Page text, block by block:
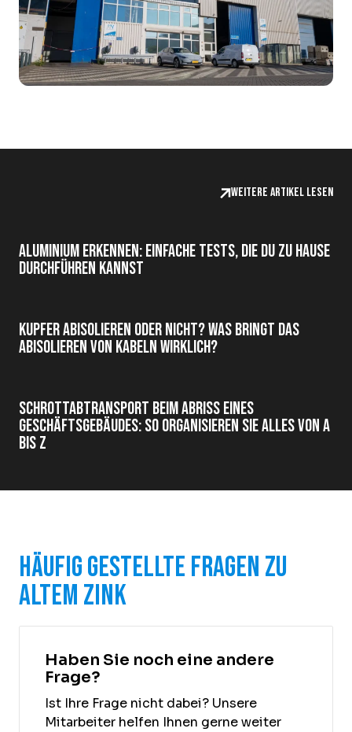
Weitere Artikel lesen
Aluminium erkennen: einfache Tests, die du zu Hause
durchführen kannst
Kupfer abisolieren oder nicht? Was bringt das
Abisolieren von Kabeln wirklich?
Schrottabtransport beim Abriss eines
Geschäftsgebäudes: So organisieren Sie alles von A
bis Z
Häufig gestellte Fragen zu
altem Zink
Haben Sie noch eine andere
Frage?
Ist Ihre Frage nicht dabei? Unsere
Mitarbeiter helfen Ihnen gerne weiter